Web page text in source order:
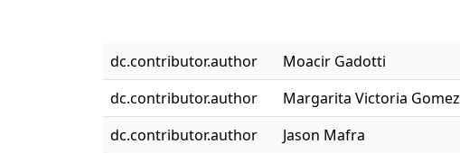
dc.contributor.author
Moacir Gadotti
dc.contributor.author
Margarita Victoria Gomez
dc.contributor.author
Jason Mafra